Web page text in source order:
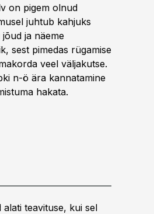
on pigem olnud
juhtub kahjuks
ja näeme
sest pimedas rügamise
veel väljakutse.
n-ö ära kannatamine
hakata.
alati teavituse, kui sel